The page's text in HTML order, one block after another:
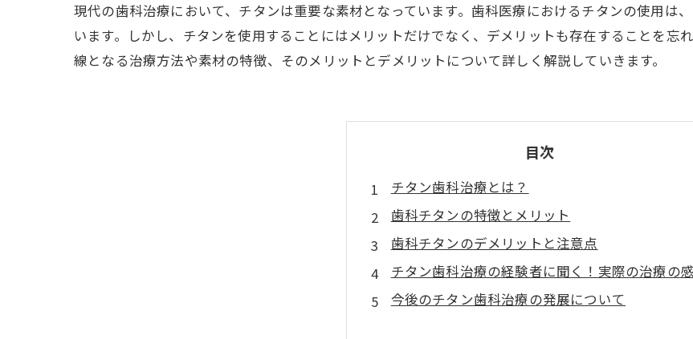
現代の歯科治療において、チタンは重要な素材となっています。歯科医療におけるチタンの使用は
います。しかし、チタンを使用することにはメリットだけでなく、デメリットも存在することを忘
線となる治療方法や素材の特徴、そのメリットとデメリットについて詳しく解説していきます。
目次
チタン歯科治療とは？
歯科チタンの特徴とメリット
歯科チタンのデメリットと注意点
チタン歯科治療の経験者に聞く！実際の治療の
今後のチタン歯科治療の発展について